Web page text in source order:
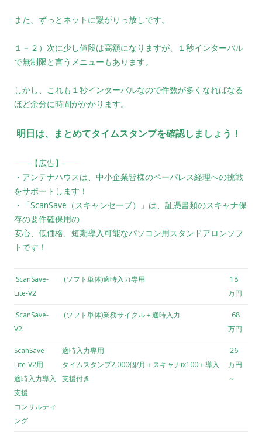
また、ずっとネットに繋がりっ放しです。
１－２）次に少し値段は高額になりますが、１秒インターバル
で無制限と言うメニューもあります。
しかし、これも１秒インターバルなので件数が多くなればなる
ほど余分に時間がかかります。
明日は、まとめてタイムスタンプを確認しましょう！
――【広告】――
・アンテナハウスは、中小企業皆様のペーパレス経理への挑戦
をサポートします！
・「ScanSave（スキャンセーブ）」は、証憑書類のスキャナ保
存の要件確保用の
安心、低価格、短期導入可能なパソコン用スタンドアロンソフ
トです！
ScanSave-
Lite-V2
(ソフト単体)適時入力専用
18
万円
ScanSave-
V2
(ソフト単体)業務サイクル＋適時入力
68
万円
ScanSave-
Lite-V2用
適時入力導入
支援
コンサルティ
ング
適時入力専用
タイムスタンプ2,000個/月＋スキャナix100＋導入
支援付き
26
万円
～